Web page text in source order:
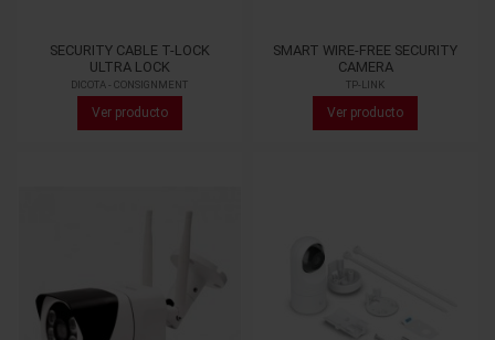
SECURITY CABLE T-LOCK
ULTRA LOCK
DICOTA - CONSIGNMENT
Ver producto
SMART WIRE-FREE SECURITY
CAMERA
TP-LINK
Ver producto